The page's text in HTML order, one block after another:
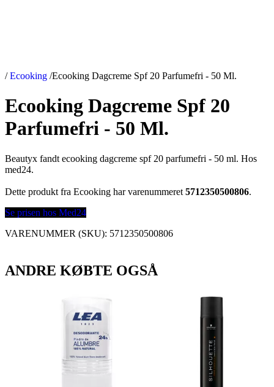
/ Ecooking /Ecooking Dagcreme Spf 20 Parfumefri - 50 Ml.
Ecooking Dagcreme Spf 20
Parfumefri - 50 Ml.
Beautyx fandt ecooking dagcreme spf 20 parfumefri - 50 ml. Hos
med24.
Dette produkt fra Ecooking har varenummeret 5712350500806.
Se prisen hos Med24
VARENUMMER (SKU): 5712350500806
ANDRE KØBTE OGSÅ